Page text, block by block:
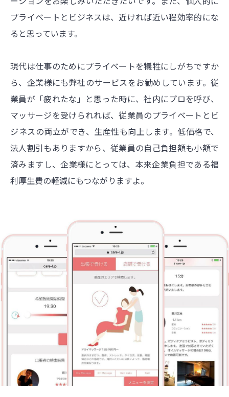
プライベートとビジネスは、近ければ近い程効率的にな
ると思っています。
現代は仕事のためにプライベートを犠牲にしがちですか
ら、企業様にも弊社のサービスをお勧めしています。従
業員が「疲れたな」と思った時に、社内にプロを呼び、
マッサージを受けられれば、従業員のプライベートとビ
ジネスの両立ができ、生産性も向上します。低価格で、
法人割引もありますから、従業員の自己負担額も小額で
済みますし、企業様にとっては、本来企業負担である福
利厚生費の軽減にもつながりますよ。